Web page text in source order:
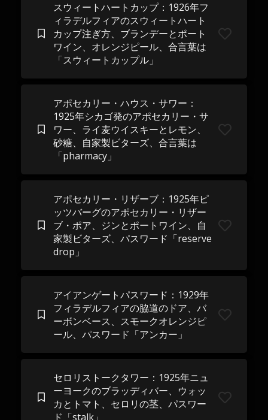
スウィートハートカップ：1926年フ
ィラデルフィアのスウィートハート
カップ注ぎ方、ブランデーとポート
ワイン、オレンジピール、合言葉は
「スウィートカップル」
アポセカリー・ハウス・サワー：
1925年シカゴ発のアポセカリー・サ
ワー、ライ麦ウイスキーとレモン、
砂糖、自家製ビターズ、合言葉は
「pharmacy」
アポセカリー・リザーブ：1925年ピ
ッツバーグのアポセカリー・リザー
ブ・ポア、ジンとポートワイン、自
家製ビターズ、パスワード「reserve
drop」
アイアンゲートパスワード：1929年
フィラデルフィアの脇道のドア、バ
ーボンベース、スモークオレンジピ
ール、パスワード「アンカー」
セロリストークタワー：1925年ニュ
ーヨークのブラッディバー、ウォッ
カとトマト、セロリの茎、パスワー
ド「stalk」